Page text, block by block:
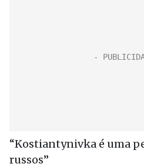
“Kostiantynivka é uma
russos”